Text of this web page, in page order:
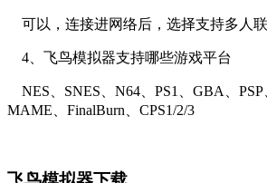
可以，连接进网络后，选择支持多人
4、飞鸟模拟器支持哪些游戏平台
NES、SNES、N64、PS1、GBA、PSP
MAME、FinalBurn、CPS1/2/3